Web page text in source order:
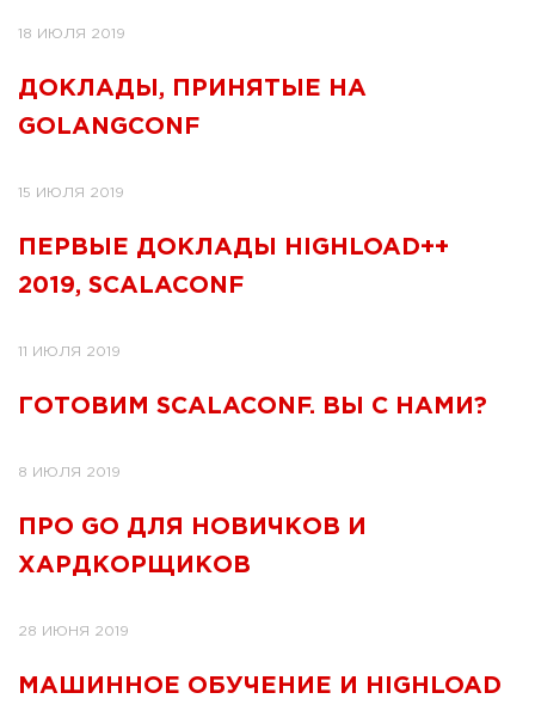
18 ИЮЛЯ 2019
ДОКЛАДЫ, ПРИНЯТЫЕ НА
GOLANGCONF
15 ИЮЛЯ 2019
ПЕРВЫЕ ДОКЛАДЫ HIGHLOAD++
2019, SCALACONF
11 ИЮЛЯ 2019
ГОТОВИМ SCALACONF. ВЫ С НАМИ?
8 ИЮЛЯ 2019
ПРО GO ДЛЯ НОВИЧКОВ И
ХАРДКОРЩИКОВ
28 ИЮНЯ 2019
МАШИННОЕ ОБУЧЕНИЕ И HIGHLOAD